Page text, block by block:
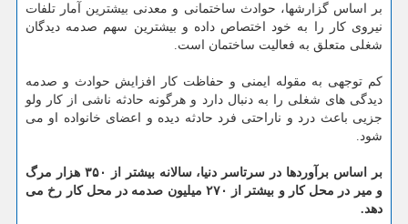
بر اساس گزارشها، حوادث ساختمانی و معدنی بیشترین آمار تلفات
نیروی کار را به خود اختصاص داده و بیشترین سهم صدمه دیدگان
شغلی متعلق به فعالیت ساختمان است.
کم توجهی به مقوله ایمنی و حفاظت کار افزایش حوادث و صدمه
دیدگی های شغلی را به دنبال دارد و هرگونه حادثه ناشی از کار ولو
جزیی باعث درد و ناراحتی فرد حادثه دیده و اعضای خانواده او می
شود.
بر اساس برآوردها در سرتاسر دنیا، سالانه بیشتر از ۳۵۰ هزار مرگ
و میر در محل کار و بیشتر از ۲۷۰ میلیون صدمه در محل کار رخ می
دهد.